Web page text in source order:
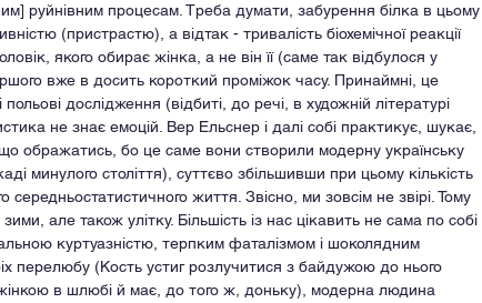
руйнівним процесам. Треба думати, забурення білка в цьому
(пристрастю), а відтак - тривалість біохемічної реакції
якого обирає жінка, а не він її (саме так відбулося у
вже в досить короткий проміжок часу. Принаймні, це
дослідження (відбиті, до речі, в художній літературі
не знає емоцій. Вер Ельснер і далі собі практикує, шукає,
ображатись, бо це саме вони створили модерну українську
минулого століття), суттєво збільшивши при цьому кількість
середньостатистичного життя. Звісно, ми зовсім не звірі. Тому
але також улітку. Більшість із нас цікавить не сама по собі
куртуазністю, терпким фаталізмом і шоколядним
перелюбу (Кость устиг розлучитися з байдужою до нього
в шлюбі й має, до того ж, доньку), модерна людина